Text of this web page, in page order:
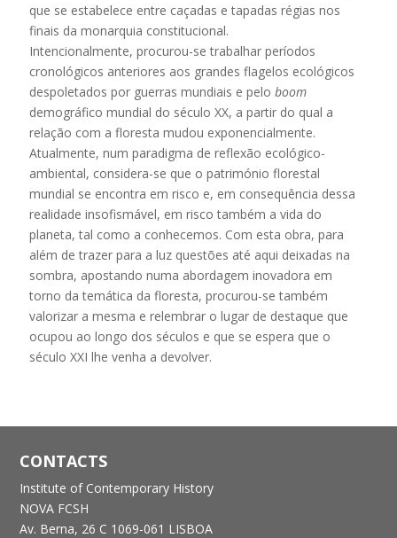
que se estabelece entre caçadas e tapadas régias nos
finais da monarquia constitucional.
Intencionalmente, procurou-se trabalhar períodos
cronológicos anteriores aos grandes flagelos ecológicos
despoletados por guerras mundiais e peloboom
demográfico mundial do século XX, a partir do qual a
relação com a floresta mudou exponencialmente.
Atualmente, num paradigma de reflexão ecológico-
ambiental, considera-se que o património florestal
mundial se encontra em risco e, em consequência dessa
realidade insofismável, em risco também a vida do
planeta, tal como a conhecemos. Com esta obra, para
além de trazer para a luz questões até aqui deixadas na
sombra, apostando numa abordagem inovadora em
torno da temática da floresta, procurou-se também
valorizar a mesma e relembrar o lugar de destaque que
ocupou ao longo dos séculos e que se espera que o
século XXI lhe venha a devolver.
CONTACTS
Institute of Contemporary History
NOVA FCSH
Av. Berna, 26 C 1069-061 LISBOA